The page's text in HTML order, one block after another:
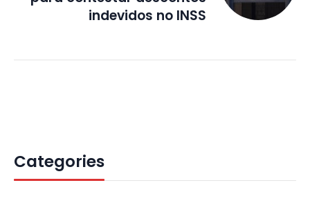
indevidos no INSS
Categories